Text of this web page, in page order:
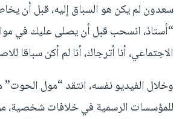
سعدون لم يكن هو السباق إليه، قبل أن
“أستاذ، انسحب قبل أن يصلى عليك في
الاجتماعي، أنا أترجاك، أنا لم أكن سباقا
وخلال الفيديو نفسه، انتقد “مول الحوت”
للمؤسسات الرسمية في خلافات شخصية،